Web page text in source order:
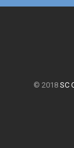
© 2018 SC